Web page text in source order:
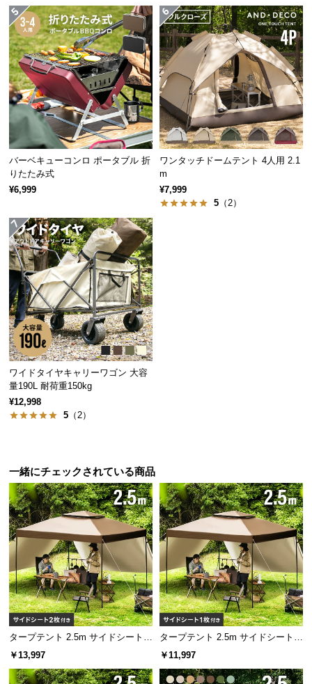
て
会
員
規
約
に
つ
て
客
様
サ
ポ
ト
お
知
ら
せ
企
業
情
バーベキューコンロ ポータブル 折
りたたみ式
¥6,999
ワンタッチドームテント 4人用 2.1
m
¥7,999
5 （2）
ワイドタイヤキャリーワゴン 大容
量190L 耐荷重150kg
¥12,998
5 （2）
一緒にチェックされている商品
タープテント 2.5m サイドシート2
枚セット
￥13,997
タープテント 2.5m サイドシート1
枚セット
￥11,997